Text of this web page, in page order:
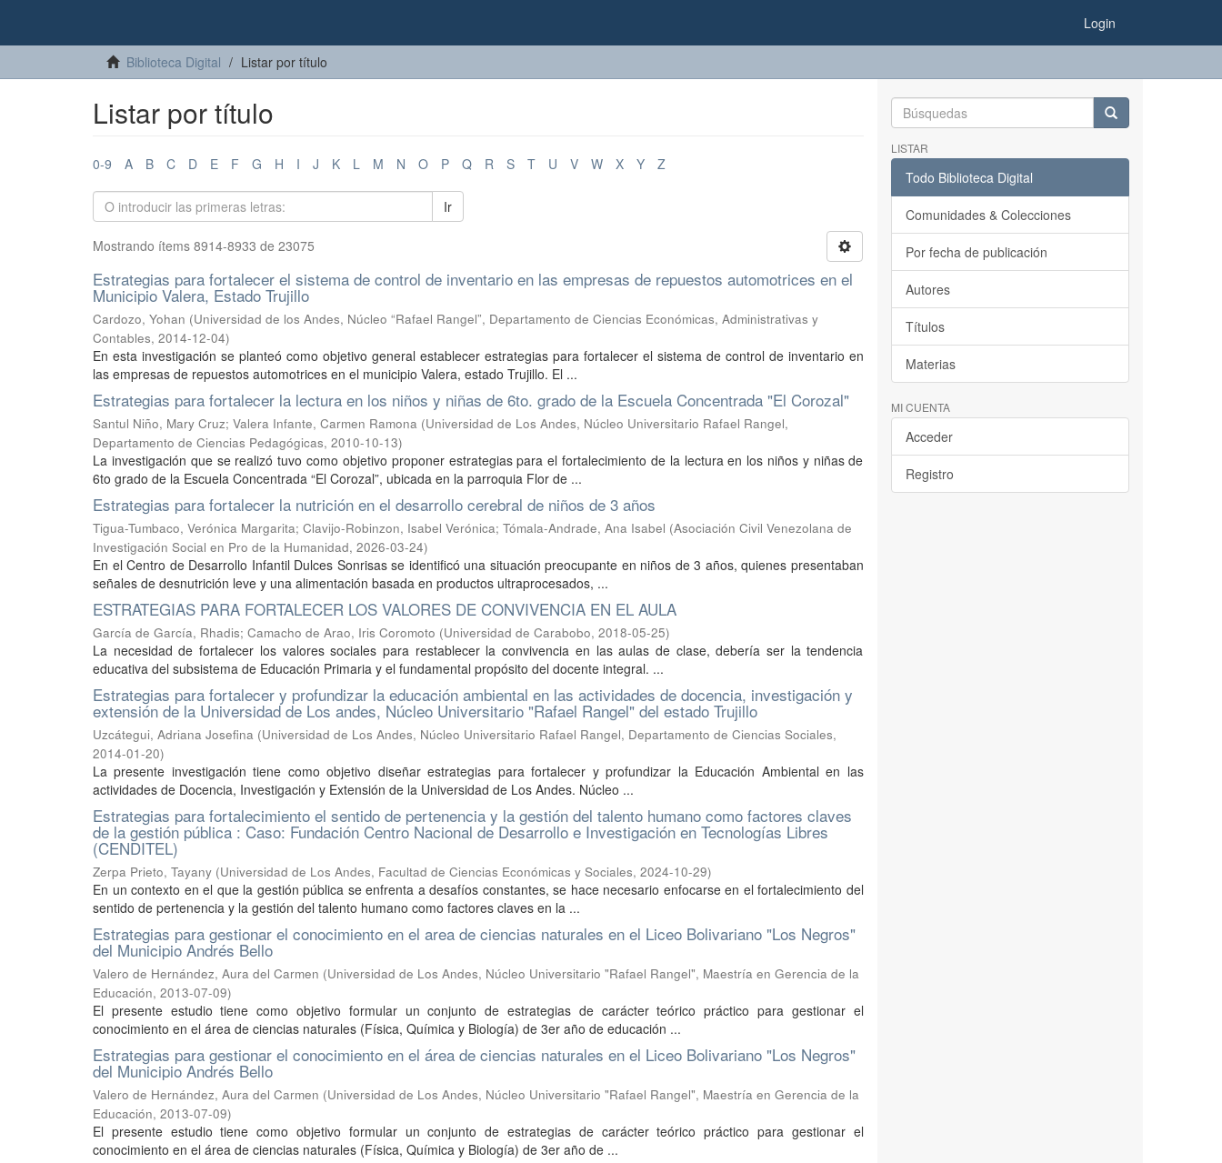
Login
Biblioteca Digital Listar por título
Listar por título
0-9 A B C D E F G H I J K L M N O P Q R S T U V W X Y Z
Ir
Mostrando ítems 8914-8933 de 23075
Estrategias para fortalecer el sistema de control de inventario en las empresas de repuestos automotrices en el
Municipio Valera, Estado Trujillo
Cardozo, Yohan (Universidad de los Andes, Núcleo “Rafael Rangel”, Departamento de Ciencias Económicas, Administrativas y
Contables, 2014-12-04)
En esta investigación se planteó como objetivo general establecer estrategias para fortalecer el sistema de control de inventario en
las empresas de repuestos automotrices en el municipio Valera, estado Trujillo. El ...
Estrategias para fortalecer la lectura en los niños y niñas de 6to. grado de la Escuela Concentrada "El Corozal"
Santul Niño, Mary Cruz; Valera Infante, Carmen Ramona (Universidad de Los Andes, Núcleo Universitario Rafael Rangel,
Departamento de Ciencias Pedagógicas, 2010-10-13)
La investigación que se realizó tuvo como objetivo proponer estrategias para el fortalecimiento de la lectura en los niños y niñas de
6to grado de la Escuela Concentrada “El Corozal”, ubicada en la parroquia Flor de ...
Estrategias para fortalecer la nutrición en el desarrollo cerebral de niños de 3 años
Tigua-Tumbaco, Verónica Margarita; Clavijo-Robinzon, Isabel Verónica; Tómala-Andrade, Ana Isabel (Asociación Civil Venezolana de
Investigación Social en Pro de la Humanidad, 2026-03-24)
En el Centro de Desarrollo Infantil Dulces Sonrisas se identificó una situación preocupante en niños de 3 años, quienes presentaban
señales de desnutrición leve y una alimentación basada en productos ultraprocesados, ...
ESTRATEGIAS PARA FORTALECER LOS VALORES DE CONVIVENCIA EN EL AULA
García de García, Rhadis; Camacho de Arao, Iris Coromoto (Universidad de Carabobo, 2018-05-25)
La necesidad de fortalecer los valores sociales para restablecer la convivencia en las aulas de clase, debería ser la tendencia
educativa del subsistema de Educación Primaria y el fundamental propósito del docente integral. ...
Estrategias para fortalecer y profundizar la educación ambiental en las actividades de docencia, investigación y
extensión de la Universidad de Los andes, Núcleo Universitario "Rafael Rangel" del estado Trujillo
Uzcátegui, Adriana Josefina (Universidad de Los Andes, Núcleo Universitario Rafael Rangel, Departamento de Ciencias Sociales,
2014-01-20)
La presente investigación tiene como objetivo diseñar estrategias para fortalecer y profundizar la Educación Ambiental en las
actividades de Docencia, Investigación y Extensión de la Universidad de Los Andes. Núcleo ...
Estrategias para fortalecimiento el sentido de pertenencia y la gestión del talento humano como factores claves
de la gestión pública : Caso: Fundación Centro Nacional de Desarrollo e Investigación en Tecnologías Libres
(CENDITEL)
Zerpa Prieto, Tayany (Universidad de Los Andes, Facultad de Ciencias Económicas y Sociales, 2024-10-29)
En un contexto en el que la gestión pública se enfrenta a desafíos constantes, se hace necesario enfocarse en el fortalecimiento del
sentido de pertenencia y la gestión del talento humano como factores claves en la ...
Estrategias para gestionar el conocimiento en el area de ciencias naturales en el Liceo Bolivariano "Los Negros"
del Municipio Andrés Bello
Valero de Hernández, Aura del Carmen (Universidad de Los Andes, Núcleo Universitario "Rafael Rangel", Maestría en Gerencia de la
Educación, 2013-07-09)
El presente estudio tiene como objetivo formular un conjunto de estrategias de carácter teórico práctico para gestionar el
conocimiento en el área de ciencias naturales (Física, Química y Biología) de 3er año de educación ...
Estrategias para gestionar el conocimiento en el área de ciencias naturales en el Liceo Bolivariano "Los Negros"
del Municipio Andrés Bello
Valero de Hernández, Aura del Carmen (Universidad de Los Andes, Núcleo Universitario "Rafael Rangel", Maestría en Gerencia de la
Educación, 2013-07-09)
El presente estudio tiene como objetivo formular un conjunto de estrategias de carácter teórico práctico para gestionar el
conocimiento en el área de ciencias naturales (Física, Química y Biología) de 3er año de ...
LISTAR
Todo Biblioteca Digital
Comunidades & Colecciones
Por fecha de publicación
Autores
Títulos
Materias
MI CUENTA
Acceder
Registro